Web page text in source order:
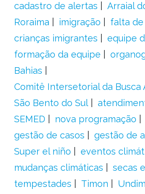
cadastro de alertas
Arraial
Roraima
imigração
falta
crianças imigrantes
equipe
formação da equipe
Bahias
Comitê Intersetorial da Busca
São Bento do Sul
SEMED
nova programação
gestão de casos
gestão de
Super el niño
eventos
mudanças climáticas
secas
tempestades
Timon